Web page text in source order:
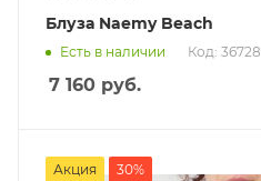
Блуза Naemy Beach
Есть в наличии Код: 36728
7 160 руб.
Акция 30%